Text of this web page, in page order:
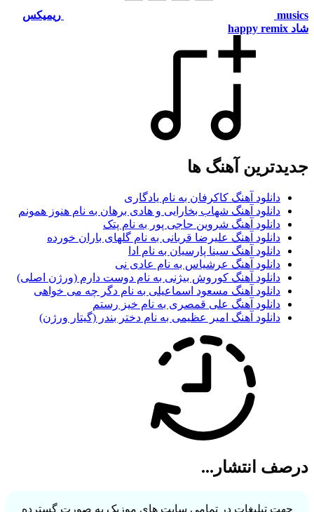
ریمیکس
happy
آهنگ ها
دانلود آهنگ کاکرفان به نام یادگاری
دانلود آهنگ شهاب بخارایی و هادی برهان به نام هنوز همونم
دانلود آهنگ شروین حاجی پور به نام پتک
دانلود آهنگ علیرضا قربانی به نام گلهای باران خورده
دانلود آهنگ سینا پارسیان به نام ادا
دانلود آهنگ عرشیاس به نام عادی نی
دانلود آهنگ کوروش بیژنی به نام دوست دارم (ورژن اصلی)
دانلود آهنگ مسعود اسماعیلی به نام دگر چه می خواهی
دانلود آهنگ علی قمصری به نام خیز رستم
دانلود آهنگ امیر عظیمی به نام دختر بندر (گیتار ورژن)
انتشار...
تبلیغات در تمامی سایت های موزیک به صورت گسترده